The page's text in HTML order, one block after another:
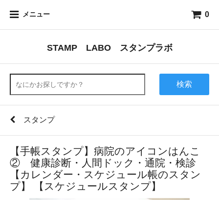
メニュー 0
STAMP LABO スタンプラボ
検索
スタンプ
【手帳スタンプ】病院のアイコンはんこ
② 健康診断・人間ドック・通院・検診
【カレンダー・スケジュール帳のスタン
プ】 【スケジュールスタンプ】